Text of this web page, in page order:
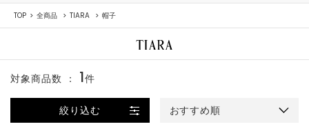
TOP 全商品 TIARA 帽子
絞り込む おすすめ順
対象商品数 ： 1件